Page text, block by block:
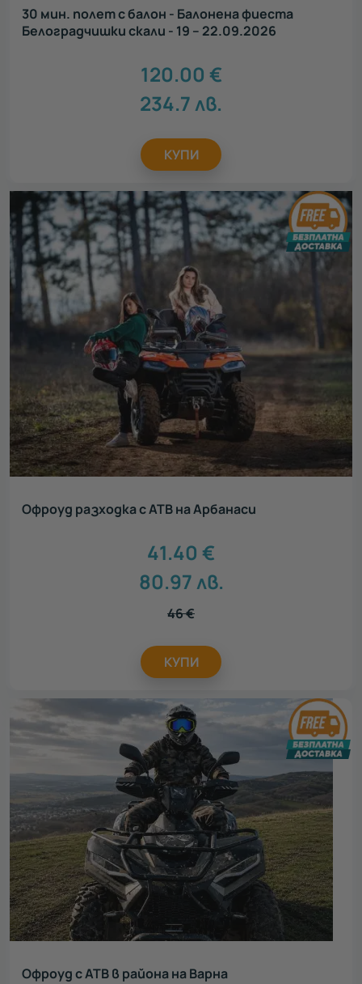
30 мин. полет с балон - Балонена фиеста
Белоградчишки скали - 19 – 22.09.2026
120.00 €
234.7лв.
КУПИ
Офроуд разходка с АТВ на Арбанаси
41.40 €
80.97лв.
46€
КУПИ
Офроуд с АТВ в района на Варна